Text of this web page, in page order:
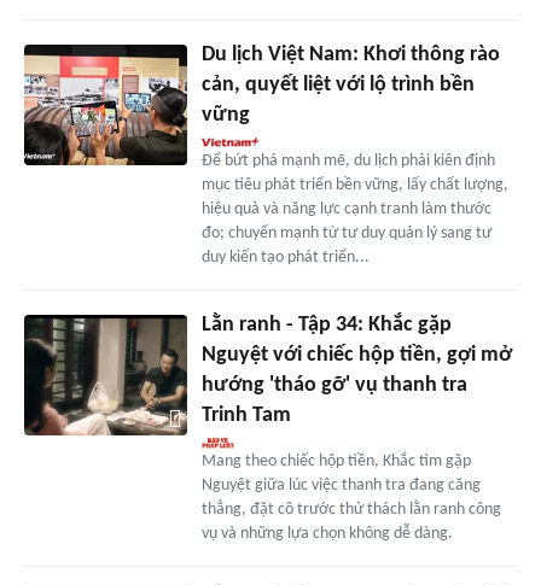
Du lịch Việt Nam: Khơi thông rào
cản, quyết liệt với lộ trình bền
vững
Để bứt phá mạnh mẽ, du lịch phải kiên định
mục tiêu phát triển bền vững, lấy chất lượng,
hiệu quả và năng lực cạnh tranh làm thước
đo; chuyển mạnh từ tư duy quản lý sang tư
duy kiến tạo phát triển...
Lằn ranh - Tập 34: Khắc gặp
Nguyệt với chiếc hộp tiền, gợi mở
hướng 'tháo gỡ' vụ thanh tra
Trinh Tam
Mang theo chiếc hộp tiền, Khắc tìm gặp
Nguyệt giữa lúc việc thanh tra đang căng
thẳng, đặt cô trước thử thách lằn ranh công
vụ và những lựa chọn không dễ dàng.